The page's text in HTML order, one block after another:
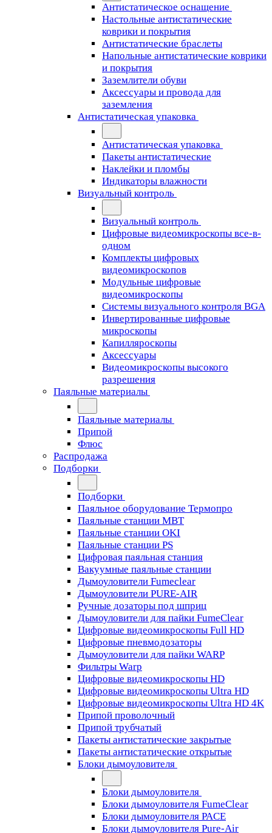
Антистатическое оснащение
Настольные антистатические
коврики и покрытия
Антистатические браслеты
Напольные антистатические коврики
и покрытия
Заземлители обуви
Аксессуары и провода для
заземления
Антистатическая упаковка
Антистатическая упаковка
Пакеты антистатические
Наклейки и пломбы
Индикаторы влажности
Визуальный контроль
Визуальный контроль
Цифровые видеомикроскопы все-в-
одном
Комплекты цифровых
видеомикроскопов
Модульные цифровые
видеомикроскопы
Cистемы визуального контроля BGA
Инвертированные цифровые
микроскопы
Капилляроскопы
Аксессуары
Видеомикроскопы высокого
разрешения
Паяльные материалы
Паяльные материалы
Припой
Флюс
Распродажа
Подборки
Подборки
Паяльное оборудование Термопро
Паяльные станции MBT
Паяльные станции OKI
Паяльные станции PS
Цифровая паяльная станция
Вакуумные паяльные станции
Дымоуловители Fumeclear
Дымоуловители PURE-AIR
Ручные дозаторы под шприц
Дымоуловители для пайки FumeClear
Цифровые видеомикроскопы Full HD
Цифровые пневмодозаторы
Дымоуловители для пайки WARP
Фильтры Warp
Цифровые видеомикроскопы HD
Цифровые видеомикроскопы Ultra HD
Цифровые видеомикроскопы Ultra HD 4K
Припой проволочный
Припой трубчатый
Пакеты антистатические закрытые
Пакеты антистатические открытые
Блоки дымоуловителя
Блоки дымоуловителя
Блоки дымоуловителя FumeClear
Блоки дымоуловителя PACE
Блоки дымоуловителя Pure-Air